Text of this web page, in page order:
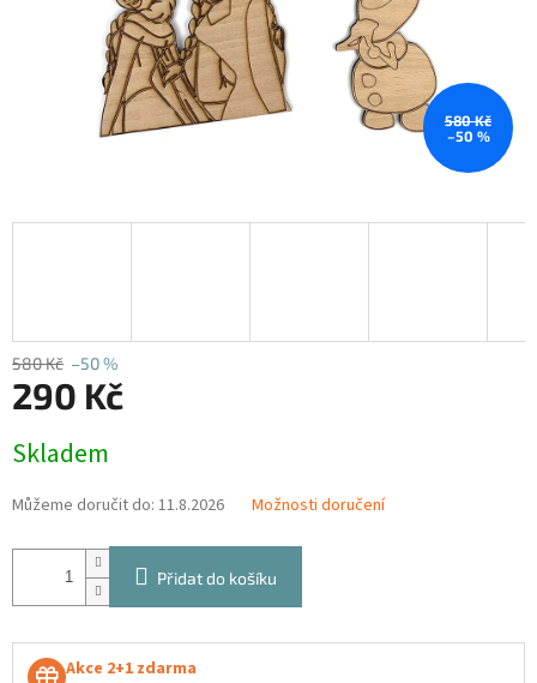
580 Kč
–50 %
580 Kč –50 %
290 Kč
cena:
Skladem
Můžeme doručit do: 11.8.2026 Možnosti doručení
Přidat do košíku
Akce 2+1 zdarma